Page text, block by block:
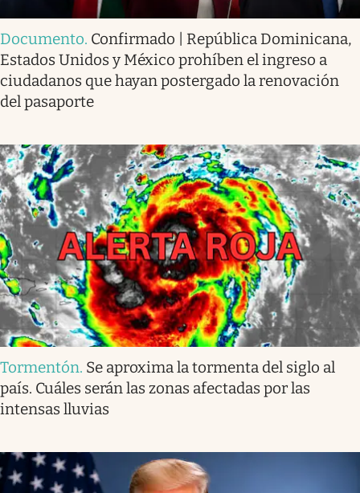
Documento. Confirmado | República Dominicana,
Estados Unidos y México prohíben el ingreso a
ciudadanos que hayan postergado la renovación
del pasaporte
Tormentón. Se aproxima la tormenta del siglo al
país. Cuáles serán las zonas afectadas por las
intensas lluvias